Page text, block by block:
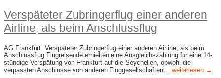
Verspäteter Zubringerflug einer anderen
Airline, als beim Anschlussflug
AG Frankfurt: Verspäteter Zubringerflug einer anderen Airline, als beim
Anschlussflug Flugreisende erhielten eine Ausgleichszahlung für eine 14-
stündige Verspätung von Frankfurt auf die Seychellen, obwohl die
verpassten Anschlüsse von anderen Fluggesellschaften… weiterlesen →